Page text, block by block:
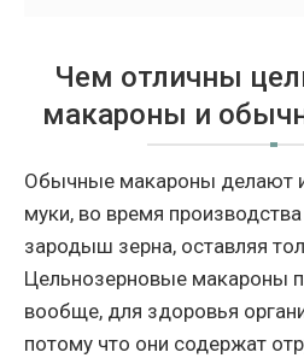
Чем отличны
макароны и
Обычные макароны делают
муки, во время
зародыш зерна, оставляя
Цельнозерновые макароны
вообще, для здоровья
потому что они содержат